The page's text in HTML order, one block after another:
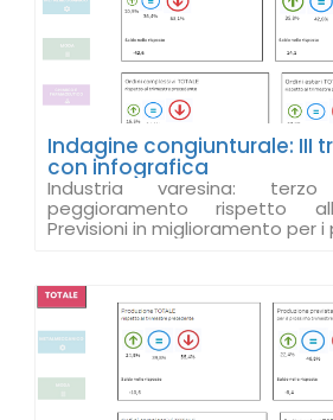
Indagine congiunturale: III
con infografica
Industria varesina:
peggioramento rispetto
Previsioni in miglioramento per i